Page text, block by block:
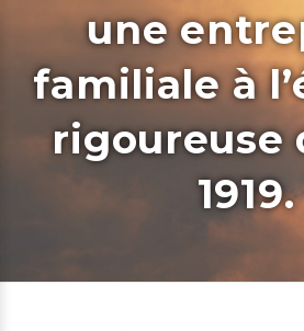
une
familiale à
rigoureuse
1919.